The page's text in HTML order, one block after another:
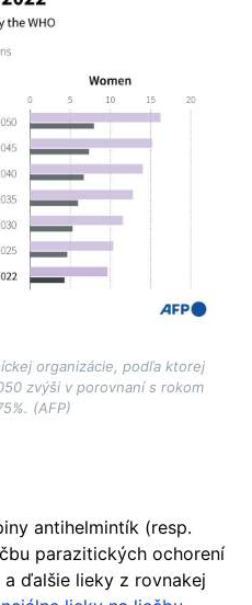
organizácie, podľa ktorej
zvýši v porovnaní s rokom
(AFP)
antihelmintík (resp.
parazitických ochorení
ďalšie lieky z rovnakej